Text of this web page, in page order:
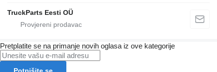
TruckParts Eesti OÜ
Pretplatite se na primanje novih oglasa iz ove kategorije